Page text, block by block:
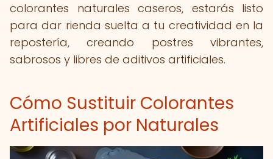
colorantes naturales caseros, estarás listo
para dar rienda suelta a tu creatividad en la
repostería, creando postres vibrantes,
sabrosos y libres de aditivos artificiales.
Cómo Sustituir Colorantes
Artificiales por Naturales